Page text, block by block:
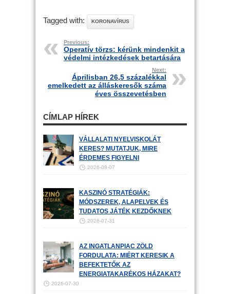
Tagged with: KORONAVÍRUS
Previous:
Operatív törzs: kérünk mindenkit a
védelmi intézkedések betartására
Next:
Áprilisban 26,5 százalékkal
emelkedett az álláskeresők száma
éves összevetésben
CÍMLAP HÍREK
VÁLLALATI NYELVISKOLÁT
KERES? MUTATJUK, MIRE
ÉRDEMES FIGYELNI
2026-08-07
KASZINÓ STRATÉGIÁK:
MÓDSZEREK, ALAPELVEK ÉS
TUDATOS JÁTÉK KEZDŐKNEK
2026-07-31
AZ INGATLANPIAC ZÖLD
FORDULATA: MIÉRT KERESIK A
BEFEKTETŐK AZ
ENERGIATAKARÉKOS HÁZAKAT?
2026-07-30